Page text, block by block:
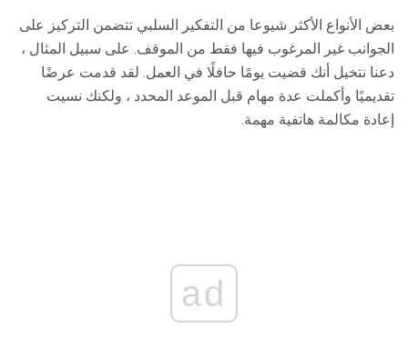
بعض الأنواع الأكثر شيوعا من التفكير السلبي تتضمن التركيز على
الجوانب غير المرغوب فيها فقط من الموقف. على سبيل المثال ،
دعنا نتخيل أنك قضيت يومًا حافلًا في العمل. لقد قدمت عرضًا
تقديميًا وأكملت عدة مهام قبل الموعد المحدد ، ولكنك نسيت
إعادة مكالمة هاتفية مهمة.
ad